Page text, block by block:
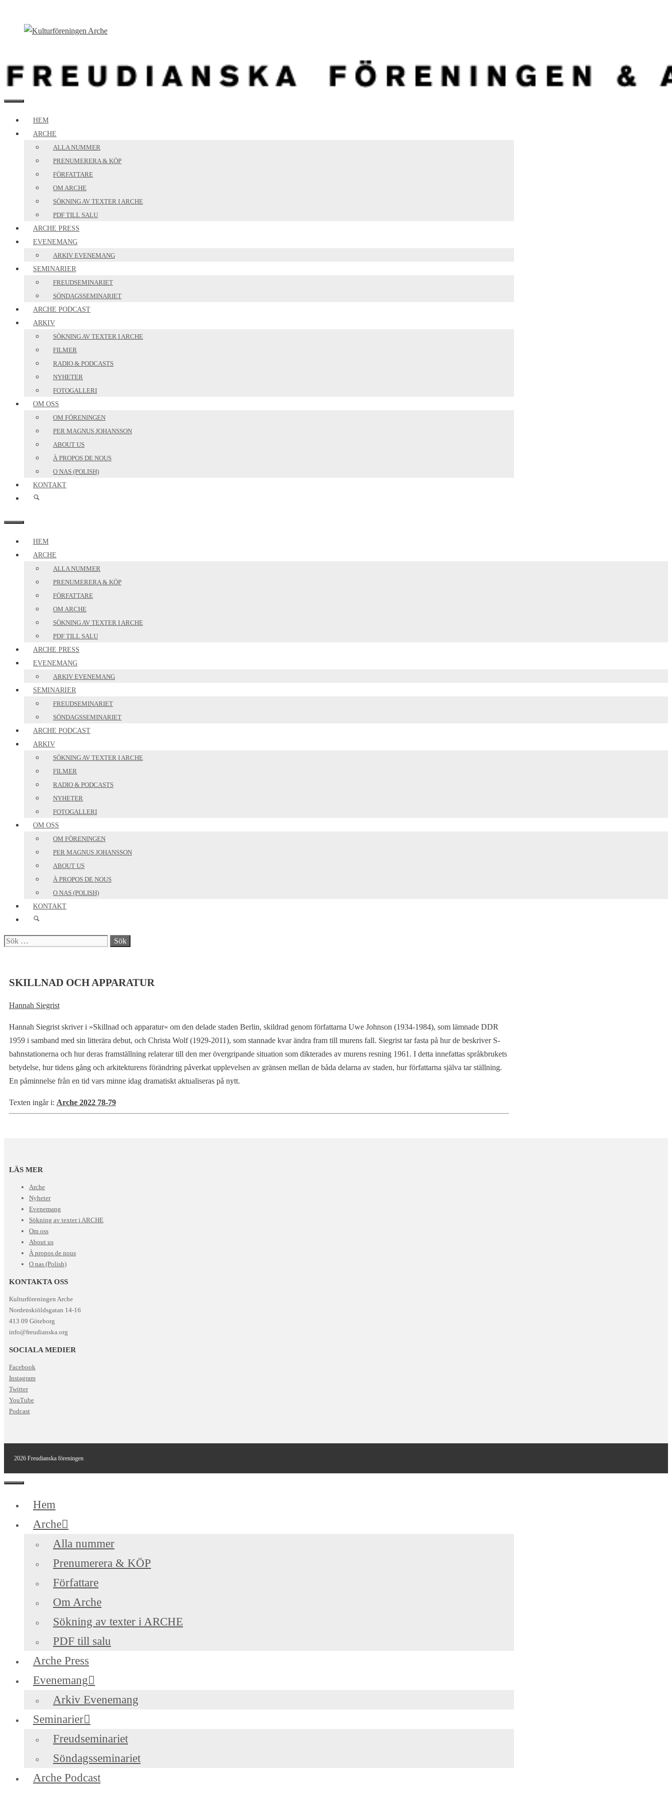
MENY
HEM
ARCHE
ALLA NUMMER
PRENUMERERA & KÖP
FÖRFATTARE
OM ARCHE
SÖKNING AV TEXTER I ARCHE
PDF TILL SALU
ARCHE PRESS
EVENEMANG
ARKIV EVENEMANG
SEMINARIER
FREUDSEMINARIET
SÖNDAGSSEMINARIET
ARCHE PODCAST
ARKIV
SÖKNING AV TEXTER I ARCHE
FILMER
RADIO & PODCASTS
NYHETER
FOTOGALLERI
OM OSS
OM FÖRENINGEN
PER MAGNUS JOHANSSON
ABOUT US
À PROPOS DE NOUS
O NAS (POLISH)
KONTAKT
MENY
HEM
ARCHE
ALLA NUMMER
PRENUMERERA & KÖP
FÖRFATTARE
OM ARCHE
SÖKNING AV TEXTER I ARCHE
PDF TILL SALU
ARCHE PRESS
EVENEMANG
ARKIV EVENEMANG
SEMINARIER
FREUDSEMINARIET
SÖNDAGSSEMINARIET
ARCHE PODCAST
ARKIV
SÖKNING AV TEXTER I ARCHE
FILMER
RADIO & PODCASTS
NYHETER
FOTOGALLERI
OM OSS
OM FÖRENINGEN
PER MAGNUS JOHANSSON
ABOUT US
À PROPOS DE NOUS
O NAS (POLISH)
KONTAKT
Sök
SKILLNAD OCH APPARATUR
Hannah Siegrist
Hannah Siegrist skriver i »Skillnad och apparatur« om den delade staden Berlin, skildrad genom författarna Uwe Johnson (1934-1984), som lämnade DDR
1959 i samband med sin litterära debut, och Christa Wolf (1929-2011), som stannade kvar ändra fram till murens fall. Siegrist tar fasta på hur de beskriver S-
bahnstationerna och hur deras framställning relaterar till den mer övergripande situation som dikterades av murens resning 1961. I detta innefattas språkbrukets
betydelse, hur tidens gång och arkitekturens förändring påverkat upplevelsen av gränsen mellan de båda delarna av staden, hur författarna själva tar ställning.
En påminnelse från en tid vars minne idag dramatiskt aktualiseras på nytt.
Texten ingår i: Arche 2022 78-79
LÄS MER
Arche
Nyheter
Evenemang
Sökning av texter i ARCHE
Om oss
About us
À propos de nous
O nas (Polish)
KONTAKTA OSS
Kulturföreningen Arche
Nordenskiöldsgatan 14-16
413 09 Göteborg
info@freudianska.org
SOCIALA MEDIER
Facebook
Instagram
Twitter
YouTube
Podcast
2026 Freudianska föreningen
Stäng
Hem
Arche
Alla nummer
Prenumerera & KÖP
Författare
Om Arche
Sökning av texter i ARCHE
PDF till salu
Arche Press
Evenemang
Arkiv Evenemang
Seminarier
Freudseminariet
Söndagsseminariet
Arche Podcast